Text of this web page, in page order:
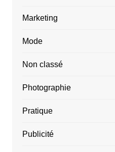
Marketing
Mode
Non classé
Photographie
Pratique
Publicité